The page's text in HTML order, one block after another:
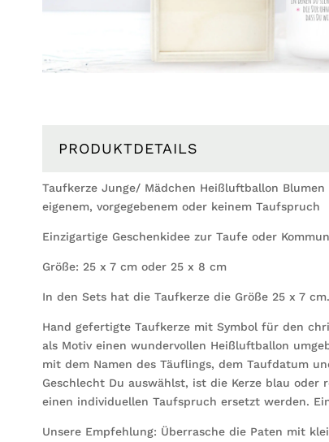
PRODUKTDETAILS
Taufkerze Junge/ Mädchen Heißluftballon
eigenem, vorgegebenem oder keinem Taufspruch
Einzigartige Geschenkidee zur Taufe oder
Größe: 25 x 7 cm oder 25 x 8 cm
In den Sets hat die Taufkerze die Größe 25 x 7 cm.
Hand gefertigte Taufkerze mit Symbol für den
als Motiv einen wundervollen Heißluftballon
mit dem Namen des Täuflings, dem Taufdatum
Geschlecht Du auswählst, ist die Kerze blau
einen individuellen Taufspruch ersetzt werden.
Unsere Empfehlung: Überrasche die Paten mit